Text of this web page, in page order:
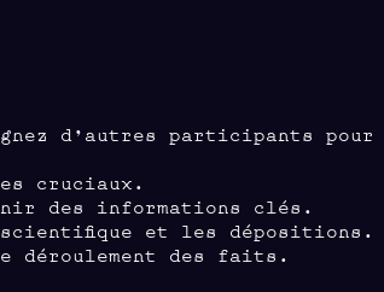
d’autres participants pour
cruciaux.
des informations clés.
et les dépositions.
déroulement des faits.